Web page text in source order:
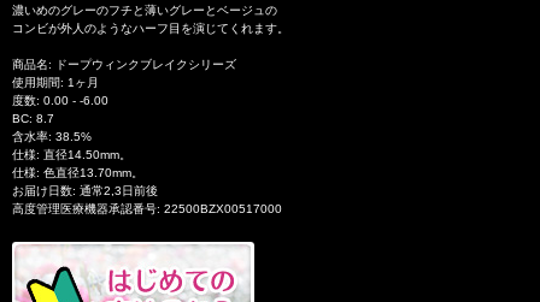
濃いめのグレーのフチと薄いグレーとベージュの
コンビが外人のようなハーフ目を演じてくれます。
商品名: ドープウィンクブレイクシリーズ
使用期間: 1ヶ月
度数: 0.00 - -6.00
BC: 8.7
含水率: 38.5%
仕様: 直径14.50mm。
仕様: 色直径13.70mm。
お届け日数: 通常2,3日前後
高度管理医療機器承認番号: 22500BZX00517000